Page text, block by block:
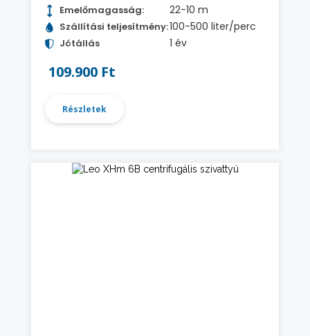
Emelőmagasság: 22-10 m
Szállítási teljesítmény:100-500 liter/perc
Jótállás 1 év
109.900 Ft
Részletek